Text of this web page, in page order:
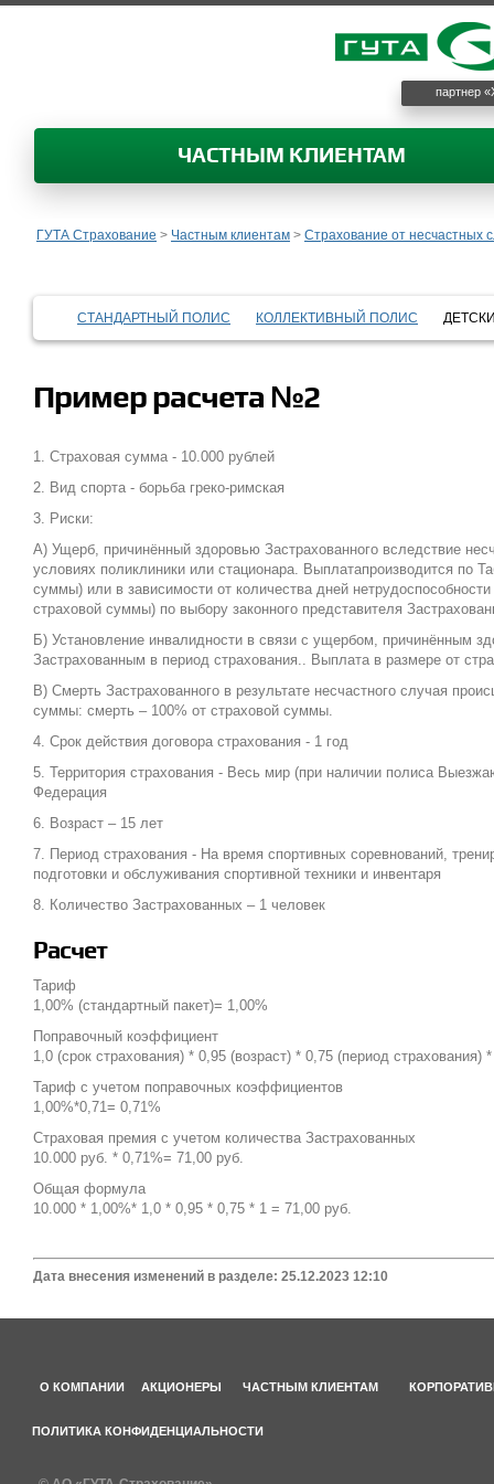
партнер
ЧАСТНЫМ КЛИЕНТАМ
ГУТА Страхование > Частным клиентам > Страхование от несчастных
СТАНДАРТНЫЙ ПОЛИС КОЛЛЕКТИВНЫЙ ПОЛИС
Пример расчета №2
1. Страховая сумма - 10.000 рублей
2. Вид спорта - борьба греко-римская
3. Риски:
А) Ущерб, причинённый здоровью Застрахованного вследствие
условиях поликлиники или стационара. Выплатапроизводится по
суммы) или в зависимости от количества дней
страховой суммы) по выбору законного представителя
Б) Установление инвалидности в связи с ущербом, причинённым
Застрахованным в период страхования.. Выплата в размере от
В) Смерть Застрахованного в результате несчастного случая
суммы: смерть – 100% от страховой суммы.
4. Срок действия договора страхования - 1 год
5. Территория страхования - Весь мир (при наличии полиса
Федерация
6. Возраст – 15 лет
7. Период страхования - На время спортивных соревнований,
подготовки и обслуживания спортивной техники и инвентаря
8. Количество Застрахованных – 1 человек
Расчет
Тариф
1,00% (стандартный пакет)= 1,00%
Поправочный коэффициент
1,0 (срок страхования) * 0,95 (возраст) * 0,75 (период страхования)
Тариф с учетом поправочных коэффициентов
1,00%*0,71= 0,71%
Страховая премия с учетом количества Застрахованных
10.000 руб. * 0,71%= 71,00 руб.
Общая формула
10.000 * 1,00%* 1,0 * 0,95 * 0,75 * 1 = 71,00 руб.
Дата внесения изменений в разделе: 25.12.2023 12:10
О КОМПАНИИ АКЦИОНЕРЫ ЧАСТНЫМ КЛИЕНТАМ
ПОЛИТИКА КОНФИДЕНЦИАЛЬНОСТИ